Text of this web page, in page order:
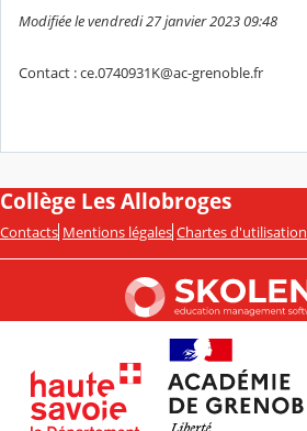
Modifiée le vendredi 27 janvier 2023 09:48
Contact : ce.0740931K@ac-grenoble.fr
Collège Les Allobroges
Contacts Mentions légales Chartes d'utilisation